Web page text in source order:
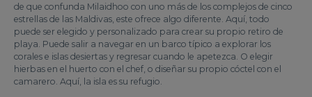
de que confunda Milaidhoo con uno más de los complejos de cinco
estrellas de las Maldivas, este ofrece algo diferente. Aquí, todo
puede ser elegido y personalizado para crear su propio retiro de
playa. Puede salir a navegar en un barco típico a explorar los
corales e islas desiertas y regresar cuando le apetezca. O elegir
hierbas en el huerto con el chef, o diseñar su propio cóctel con el
camarero. Aquí, la isla es su refugio.